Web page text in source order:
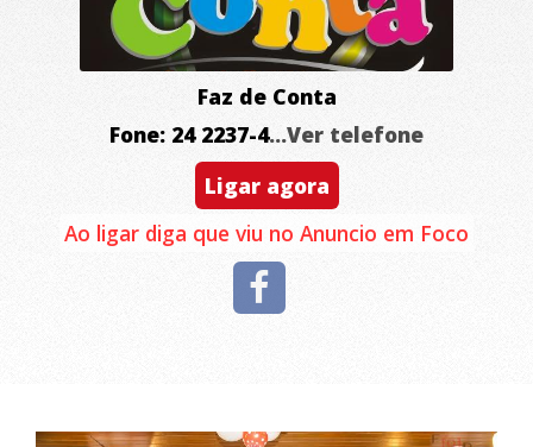
Faz de Conta
Fone: 24 2237-4...Ver telefone
Ligar agora
Ao ligar diga que viu no Anuncio em Foco